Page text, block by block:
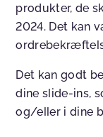
produkter, de
2024. Det kan
Det kan godt
dine slide-ins,
og/eller i dine